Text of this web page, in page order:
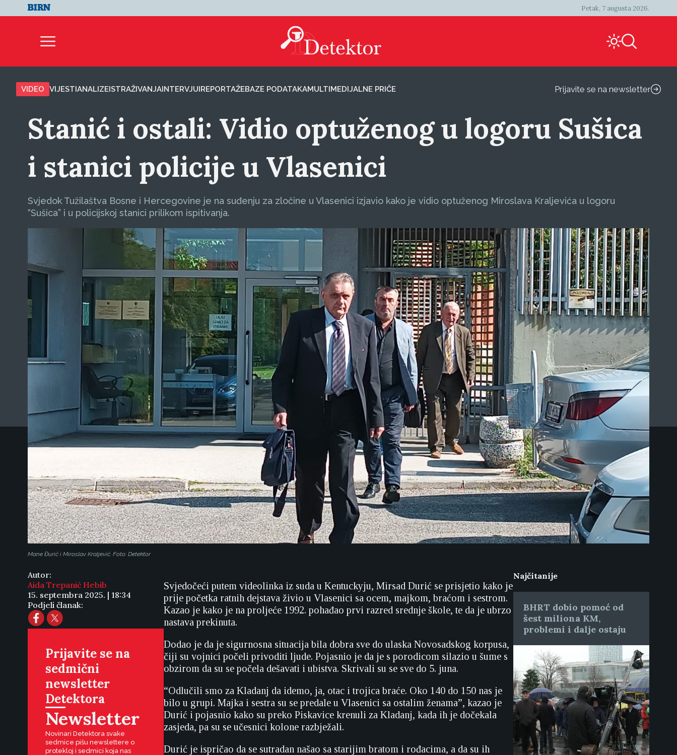
Petak, 7 augusta 2026.
VIDEO VIJESTIANALIZEISTRAŽIVANJAINTERVJUIREPORTAŽEBAZE PODATAKAMULTIMEDIJALNE PRIČE Prijavite se na newsletter
Stanić i ostali: Vidio optuženog u logoru Sušica
i stanici policije u Vlasenici
Svjedok Tužilaštva Bosne i Hercegovine je na suđenju za zločine u Vlasenici izjavio kako je vidio optuženog Miroslava Kraljevića u logoru
“Sušica” i u policijskoj stanici prilikom ispitivanja.
Mane Đurić i Miroslav Kraljević. Foto: Detektor
Autor:
Aida Trepanić Hebib
15. septembra 2025. | 18:34
Podjeli članak:
Prijavite se na
sedmični
newsletter
Detektora
Newsletter
Novinari Detektora svake
sedmice pišu newslettere o
protekloj i sedmici koja nas
Svjedočeći putem videolinka iz suda u Kentuckyju, Mirsad Durić se prisjetio kako je
prije početka ratnih dejstava živio u Vlasenici sa ocem, majkom, braćom i sestrom.
Kazao je kako je na proljeće 1992. pohađao prvi razred srednje škole, te da je ubrzo
nastava prekinuta.
Dodao je da je sigurnosna situacija bila dobra sve do ulaska Novosadskog korpusa,
čiji su vojnici počeli privoditi ljude. Pojasnio je da je s porodicom silazio u šume s
obzirom da su se počela dešavati i ubistva. Skrivali su se sve do 5. juna.
“Odlučili smo za Kladanj da idemo, ja, otac i trojica braće. Oko 140 do 150 nas je
bilo u grupi. Majka i sestra su se predale u Vlasenici sa ostalim ženama”, kazao je
Durić i pojasnio kako su preko Piskavice krenuli za Kladanj, kada ih je dočekala
zasjeda, pa su se učesnici kolone razbježali.
Durić je ispričao da se sutradan našao sa starijim bratom i rođacima, a da su ih
Najčitanije
BHRT dobio pomoć od
šest miliona KM,
problemi i dalje ostaju